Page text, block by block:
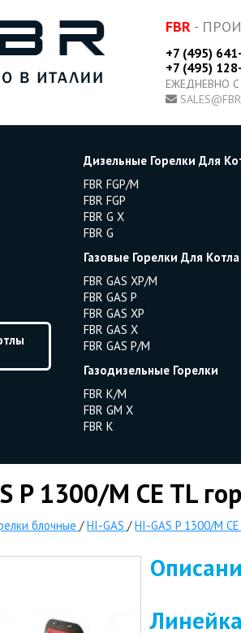
FBR -
+7 (495)
+7 (495)
ЕЖЕДНЕВНО
Дизельные Горелки Для
FBR FGP/M
FBR FGP
FBR G X
FBR G
Газовые Горелки Для Котла
FBR GAS XP/M
FBR GAS P
FBR GAS XP
FBR GAS X
FBR GAS P/M
Газодизельные Горелки
FBR K/M
FBR GM X
FBR K
P 1300/M CE TL
блочные /HI-GAS /HI-GAS P 1300/M